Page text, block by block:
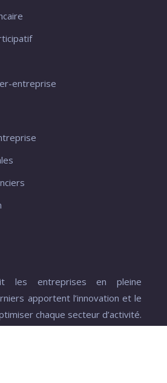
entreprise
les entreprises en pleine
apportent l’innovation et le
chaque secteur d’activité.